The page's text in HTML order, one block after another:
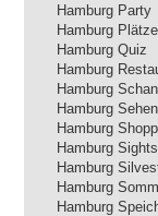
Hamburg Party
Hamburg Plätze
Hamburg Quiz
Hamburg
Hamburg
Hamburg
Hamburg
Hamburg
Hamburg
Hamburg
Hamburg